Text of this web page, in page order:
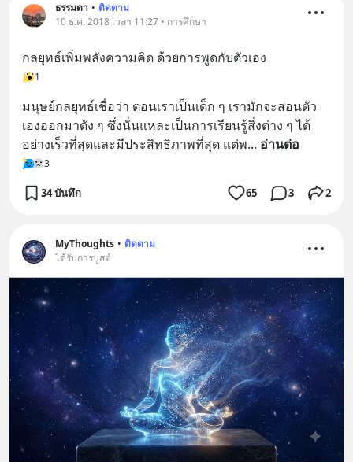
ธรรมดา • ติดตาม
10 ธ.ค. 2018 เวลา 11:27 • การศึกษา
กลยุทธ์เพิ่มพลังความคิด ด้วยการพูดกับตัวเอง
1
มนุษย์กลยุทธ์เชื่อว่า ตอนเราเป็นเด็ก ๆ เรามักจะสอนตัว
เองออกมาดัง ๆ ซึ่งนั่นแหละเป็นการเรียนรู้สิ่งต่าง ๆ ได้
อย่างเร็วที่สุดและมีประสิทธิภาพที่สุด แต่พ... อ่านต่อ
3
34 บันทึก 65 3 2
MyThoughts • ติดตาม
ได้รับการบูสต์